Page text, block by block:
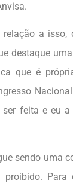
a isso,
destaque
que é
feita e eu
sendo uma
Para